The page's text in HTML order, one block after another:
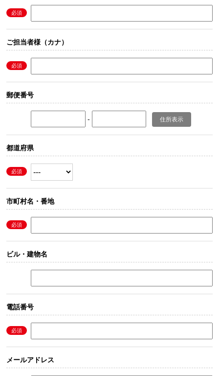
ご担当者様（カナ）
郵便番号
- 住所表示
都道府県
市町村名・番地
ビル・建物名
電話番号
メールアドレス